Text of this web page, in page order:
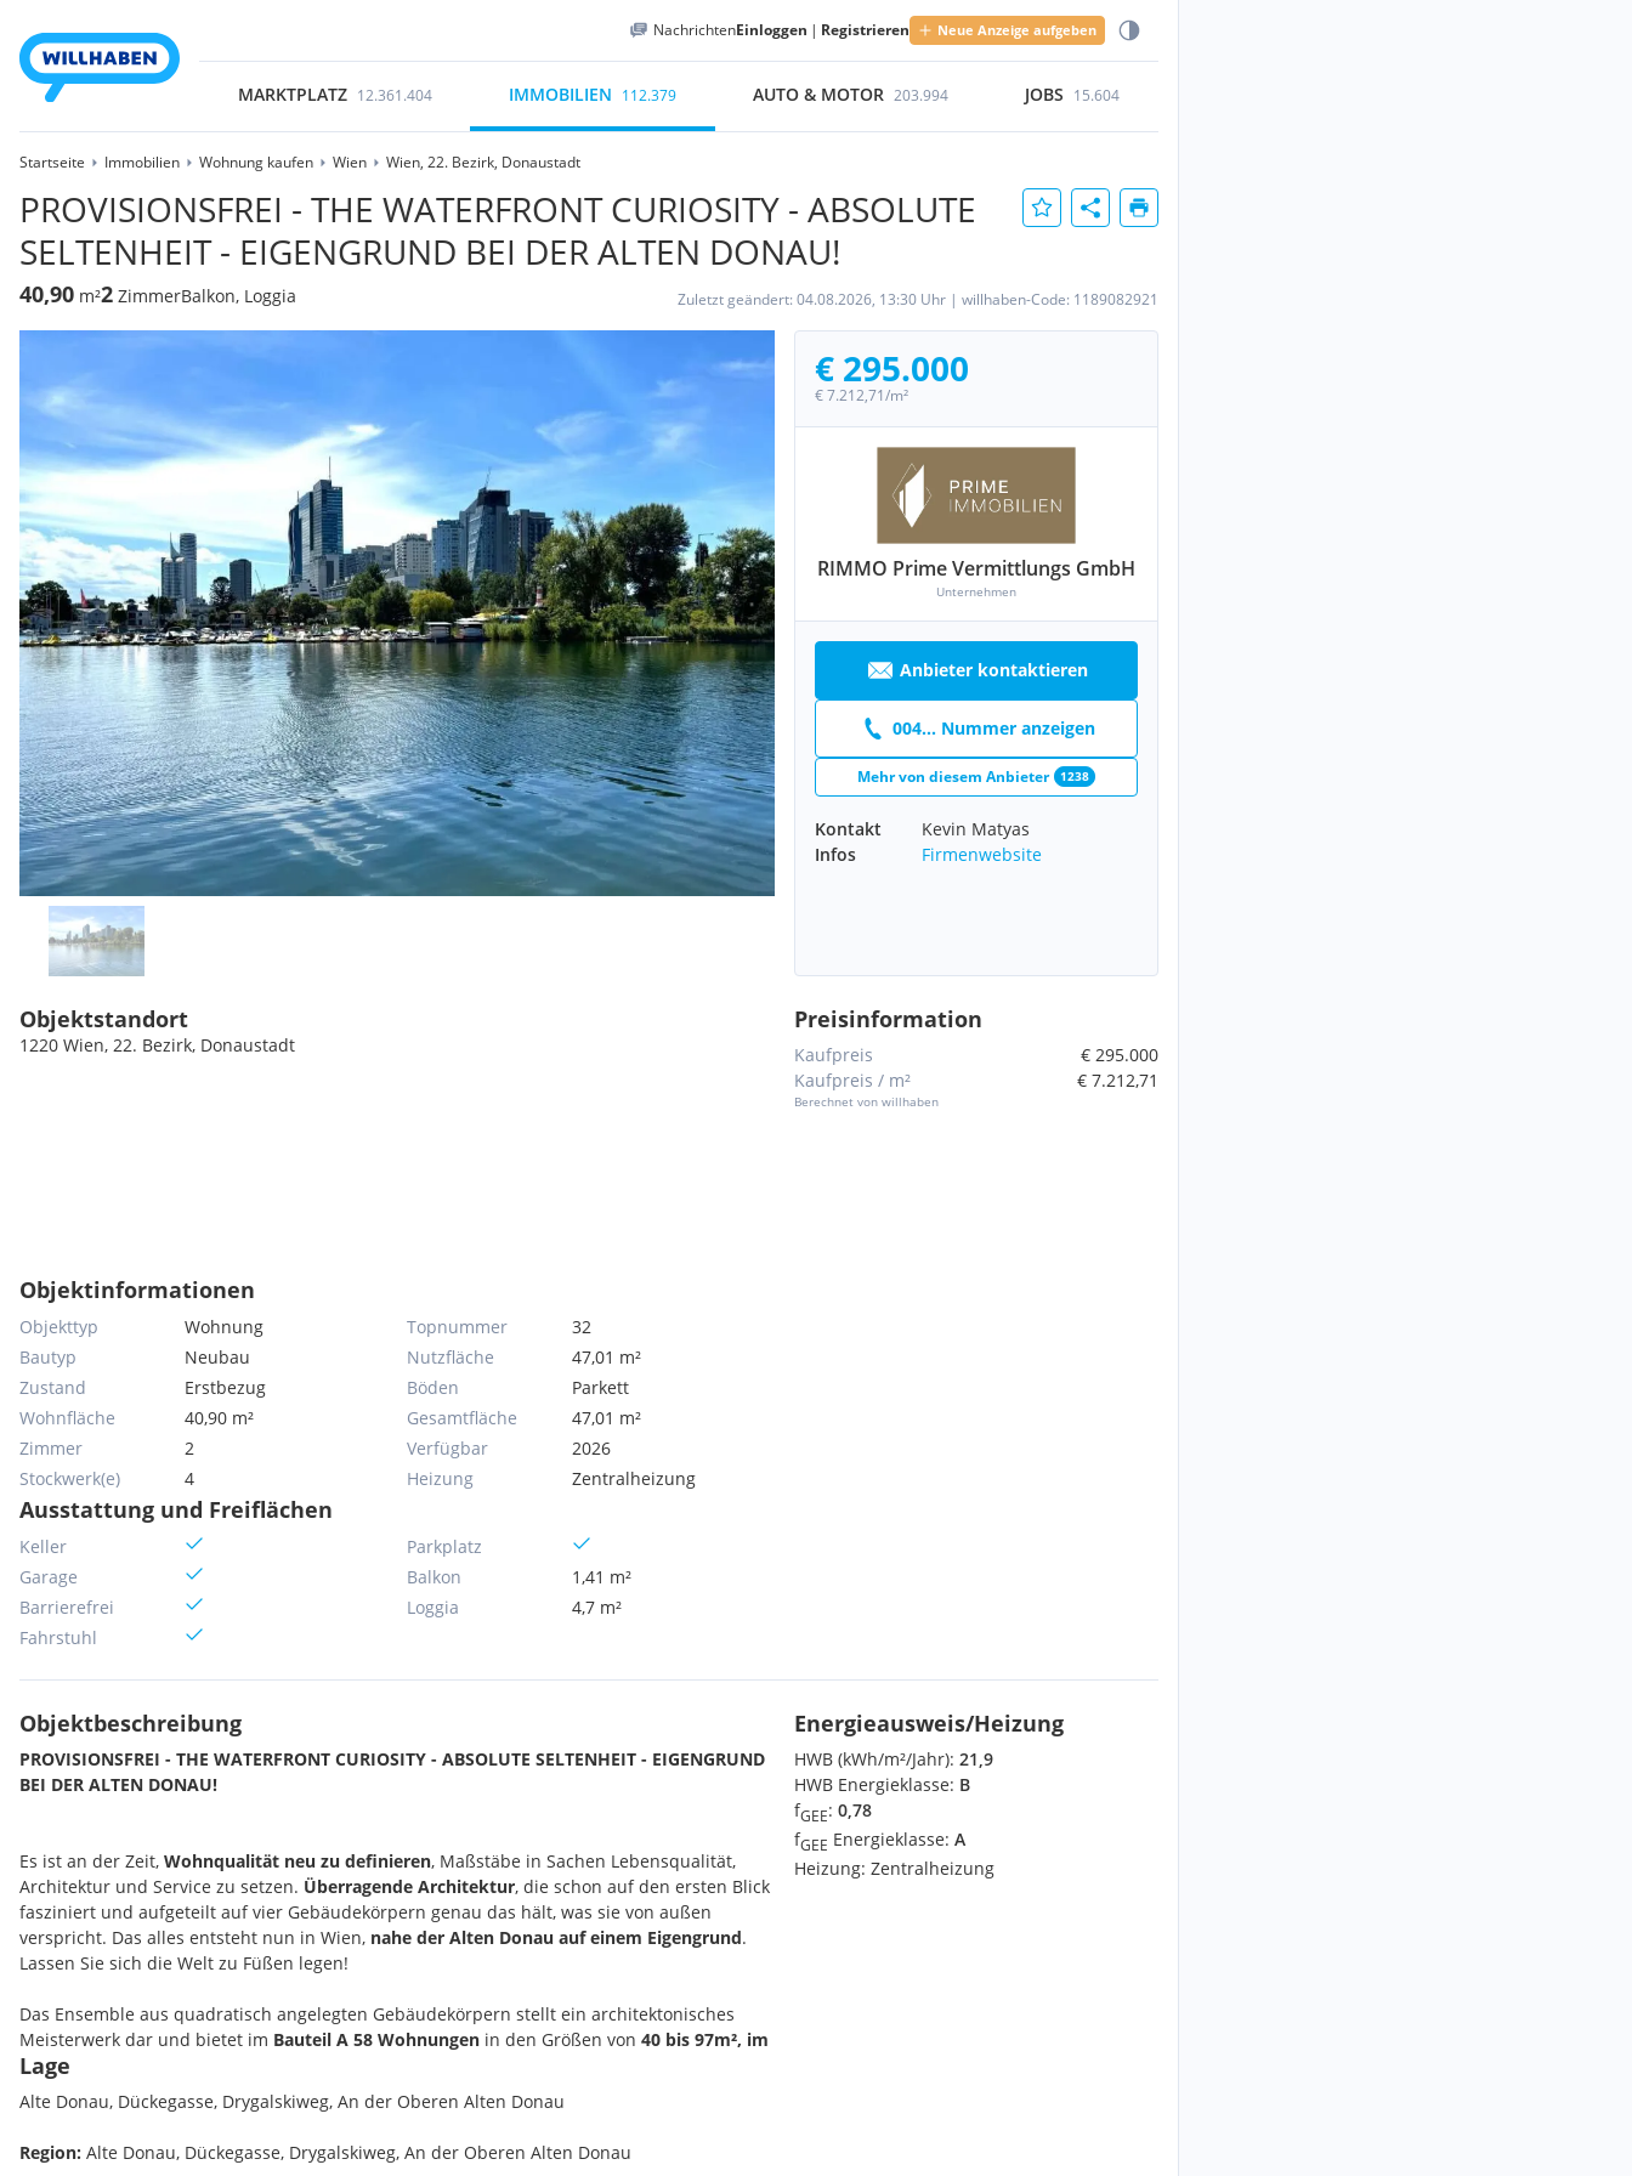
NachrichtenEinloggen | Registrieren Neue Anzeige aufgeben
MARKTPLATZ 12.361.404 IMMOBILIEN 112.379 AUTO & MOTOR 203.994 JOBS 15.604
Startseite Immobilien Wohnung kaufen Wien Wien, 22. Bezirk, Donaustadt
PROVISIONSFREI - THE WATERFRONT CURIOSITY - ABSOLUTE
SELTENHEIT - EIGENGRUND BEI DER ALTEN DONAU!
40,90 m²2 ZimmerBalkon, Loggia Zuletzt geändert: 04.08.2026, 13:30 Uhr | willhaben-Code: 1189082921
€ 295.000
€ 7.212,71/m²
RIMMO Prime Vermittlungs GmbH
Unternehmen
Anbieter kontaktieren
004... Nummer anzeigen
Mehr von diesem Anbieter 1238
Kontakt
Kevin Matyas
Infos
Firmenwebsite
Objektstandort
1220 Wien, 22. Bezirk, Donaustadt
Objektinformationen
Objekttyp
Wohnung
Bautyp
Neubau
Zustand
Erstbezug
Wohnfläche
40,90 m²
Zimmer
2
Stockwerk(e)
4
Topnummer
32
Nutzfläche
47,01 m²
Böden
Parkett
Gesamtfläche
47,01 m²
Verfügbar
2026
Heizung
Zentralheizung
Ausstattung und Freiflächen
Keller
Garage
Barrierefrei
Fahrstuhl
Parkplatz
Balkon
1,41 m²
Loggia
4,7 m²
Preisinformation
Kaufpreis
€ 295.000
Kaufpreis / m²
Berechnet von willhaben
€ 7.212,71
Objektbeschreibung
PROVISIONSFREI - THE WATERFRONT CURIOSITY - ABSOLUTE SELTENHEIT - EIGENGRUND
BEI DER ALTEN DONAU!
Es ist an der Zeit, Wohnqualität neu zu definieren, Maßstäbe in Sachen Lebensqualität,
Architektur und Service zu setzen. Überragende Architektur, die schon auf den ersten Blick
fasziniert und aufgeteilt auf vier Gebäudekörpern genau das hält, was sie von außen
verspricht. Das alles entsteht nun in Wien, nahe der Alten Donau auf einem Eigengrund.
Lassen Sie sich die Welt zu Füßen legen!
Das Ensemble aus quadratisch angelegten Gebäudekörpern stellt ein architektonisches
Meisterwerk dar und bietet im Bauteil A 58 Wohnungen in den Größen von 40 bis 97m², im
Bauteil B 45 Wohnungen in den Größen von 38 bis 127m² und im Bauteil D 64 Wohnungen
in den Größen von 35 bis 83m².
Lage
Alte Donau, Dückegasse, Drygalskiweg, An der Oberen Alten Donau
Region: Alte Donau, Dückegasse, Drygalskiweg, An der Oberen Alten Donau
Energieausweis/Heizung
HWB (kWh/m²/Jahr): 21,9
HWB Energieklasse: B
fGEE: 0,78
fGEE Energieklasse: A
Heizung: Zentralheizung